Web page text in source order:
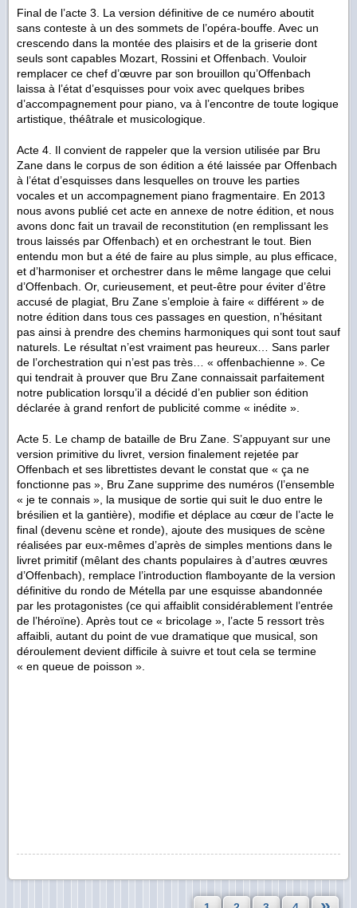
Final de l’acte 3. La version définitive de ce numéro aboutit
sans conteste à un des sommets de l’opéra-bouffe. Avec un
crescendo dans la montée des plaisirs et de la griserie dont
seuls sont capables Mozart, Rossini et Offenbach. Vouloir
remplacer ce chef d’œuvre par son brouillon qu’Offenbach
laissa à l’état d’esquisses pour voix avec quelques bribes
d’accompagnement pour piano, va à l’encontre de toute logique
artistique, théâtrale et musicologique.
Acte 4. Il convient de rappeler que la version utilisée par Bru
Zane dans le corpus de son édition a été laissée par Offenbach
à l’état d’esquisses dans lesquelles on trouve les parties
vocales et un accompagnement piano fragmentaire. En 2013
nous avons publié cet acte en annexe de notre édition, et nous
avons donc fait un travail de reconstitution (en remplissant les
trous laissés par Offenbach) et en orchestrant le tout. Bien
entendu mon but a été de faire au plus simple, au plus efficace,
et d’harmoniser et orchestrer dans le même langage que celui
d’Offenbach. Or, curieusement, et peut-être pour éviter d’être
accusé de plagiat, Bru Zane s’emploie à faire « différent » de
notre édition dans tous ces passages en question, n’hésitant
pas ainsi à prendre des chemins harmoniques qui sont tout sauf
naturels. Le résultat n’est vraiment pas heureux… Sans parler
de l’orchestration qui n’est pas très… « offenbachienne ». Ce
qui tendrait à prouver que Bru Zane connaissait parfaitement
notre publication lorsqu’il a décidé d’en publier son édition
déclarée à grand renfort de publicité comme « inédite ».
Acte 5. Le champ de bataille de Bru Zane. S’appuyant sur une
version primitive du livret, version finalement rejetée par
Offenbach et ses librettistes devant le constat que « ça ne
fonctionne pas », Bru Zane supprime des numéros (l’ensemble
« je te connais », la musique de sortie qui suit le duo entre le
brésilien et la gantière), modifie et déplace au cœur de l’acte le
final (devenu scène et ronde), ajoute des musiques de scène
réalisées par eux-mêmes d’après de simples mentions dans le
livret primitif (mêlant des chants populaires à d’autres œuvres
d’Offenbach), remplace l’introduction flamboyante de la version
définitive du rondo de Métella par une esquisse abandonnée
par les protagonistes (ce qui affaiblit considérablement l’entrée
de l’héroïne). Après tout ce « bricolage », l’acte 5 ressort très
affaibli, autant du point de vue dramatique que musical, son
déroulement devient difficile à suivre et tout cela se termine
« en queue de poisson ».